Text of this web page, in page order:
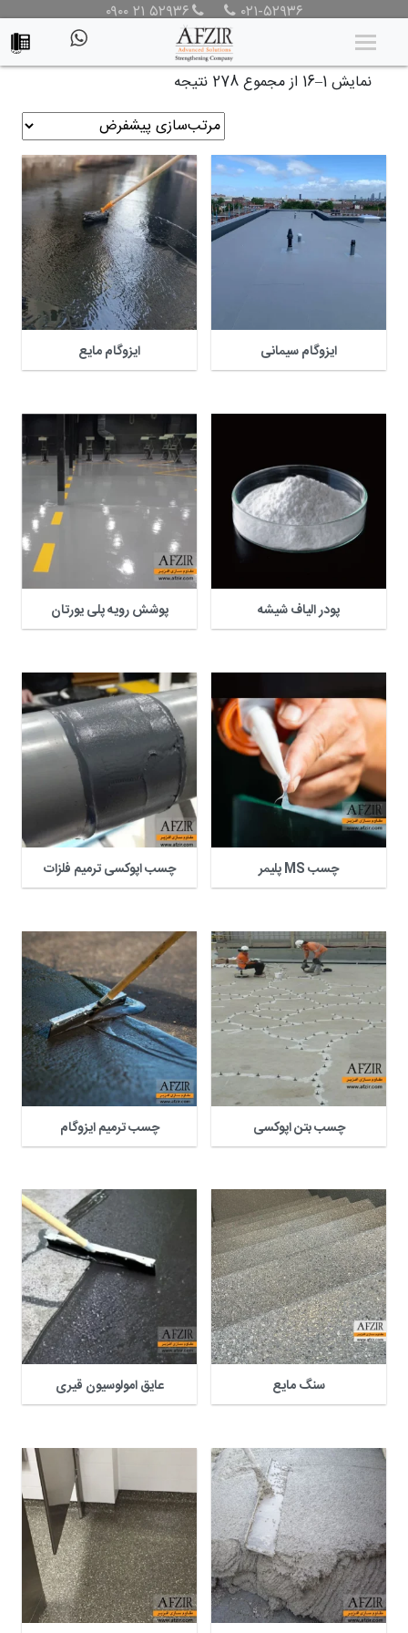
۰۲۱-۵۲۹۳۶
۰۹۰۰ ۲۱ ۵۲۹۳۶
محصولات
نمایش 1–16 از مجموع 278 نتیجه
ایزوگام سیمانی ایزوگام مایع
پودر الیاف شیشه پوشش رویه پلی یورتان
چسب MS پلیمر چسب اپوکسی ترمیم فلزات
چسب بتن اپوکسی چسب ترمیم ایزوگام
سنگ مایع عایق امولوسیون قیری